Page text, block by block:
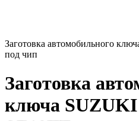
Заготовка автомобильного
под чип
Заготовка
ключа SUZUKI